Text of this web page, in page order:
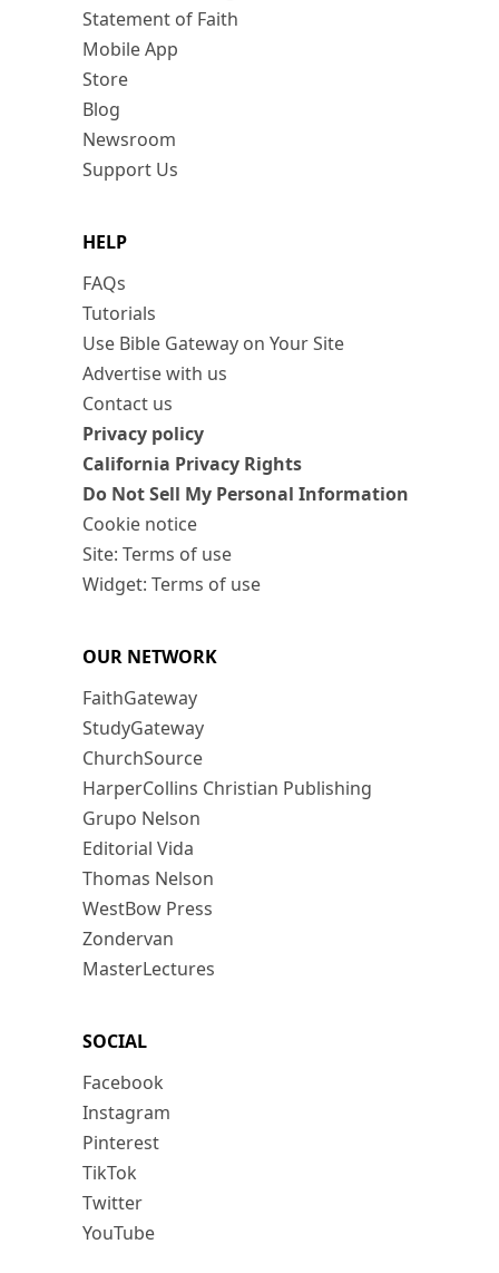
Statement of Faith
Mobile App
Store
Blog
Newsroom
Support Us
HELP
FAQs
Tutorials
Use Bible Gateway on Your Site
Advertise with us
Contact us
Privacy policy
California Privacy Rights
Do Not Sell My Personal Information
Cookie notice
Site: Terms of use
Widget: Terms of use
OUR NETWORK
FaithGateway
StudyGateway
ChurchSource
HarperCollins Christian Publishing
Grupo Nelson
Editorial Vida
Thomas Nelson
WestBow Press
Zondervan
MasterLectures
SOCIAL
Facebook
Instagram
Pinterest
TikTok
Twitter
YouTube